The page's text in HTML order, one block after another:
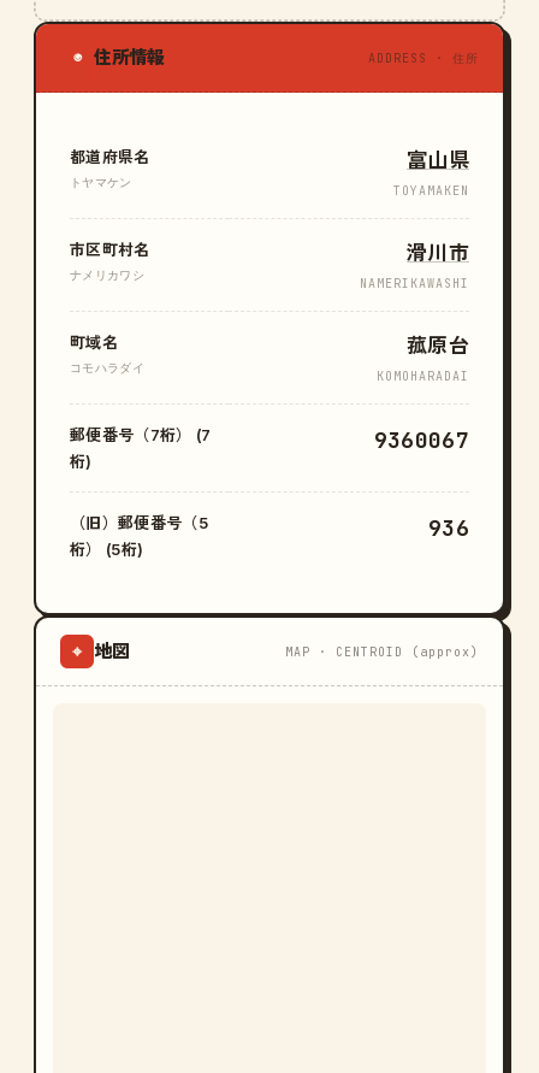
◉ 住所情報 ADDRESS · 住所
都道府県名
トヤマケン
富山県
TOYAMAKEN
市区町村名
ナメリカワシ
滑川市
NAMERIKAWASHI
町域名
コモハラダイ
菰原台
KOMOHARADAI
郵便番号（7桁） (7
桁)
9360067
（旧）郵便番号（5
桁） (5桁)
936
⌖ 地図 MAP · CENTROID (approx)